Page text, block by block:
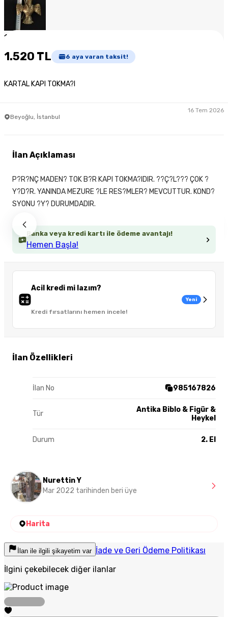
1
1.520 TL 6 aya varan taksit!
KARTAL KAPI TOKMA?I
Beyoğlu, İstanbul
16 Tem 2026
Banka veya kredi kartı ile ödeme avantajı!
Hemen Başla!
Acil kredi mi lazım?
Kredi fırsatlarını hemen incele!
Yeni
İlan Özellikleri
İlan No 985167826
Tür
Antika Biblo & Figür &
Heykel
Durum 2. El
İlan Açıklaması
P?R?NÇ MADEN? TOK B?R KAPI TOKMA?IDIR. ??Ç?L??? ÇOK ?
Y?D?R. YANINDA MEZURE ?LE RES?MLER? MEVCUTTUR. KOND?
SYONU ?Y? DURUMDADIR.
Nurettin Y
Mar 2022 tarihinden beri üye
Harita
İlan ile ilgili şikayetim var İade ve Geri Ödeme Politikası
İlgini çekebilecek diğer ilanlar